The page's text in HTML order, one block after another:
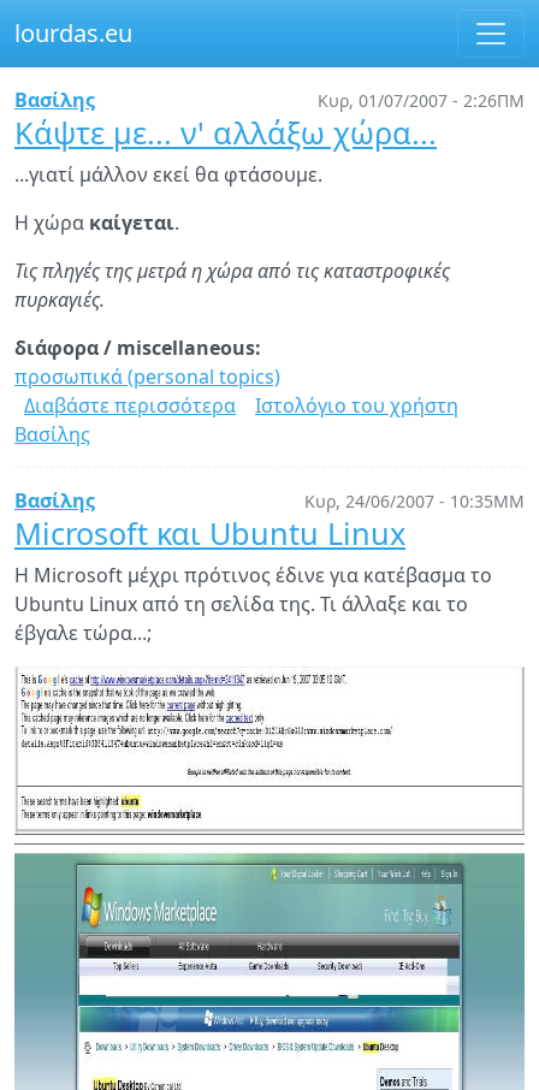
lourdas.eu
προς
το
κυρίως
Κυρ, 01/07/2007 - 2:26ΠΜ
Βασίλης
Κάψτε με... ν' αλλάξω χώρα...
...γιατί μάλλον εκεί θα φτάσουμε.
Η χώρα καίγεται.
Τις πληγές της μετρά η χώρα από τις καταστροφικές
πυρκαγιές.
διάφορα / miscellaneous:
προσωπικά (personal topics)
Διαβάστε περισσότερα για
αλλάξω
χώρα...
Ιστολόγιο του χρήστη
Βασίλης
Κυρ, 24/06/2007 - 10:35ΜΜ
Βασίλης
Microsoft και Ubuntu Linux
Η Microsoft μέχρι πρότινος έδινε για κατέβασμα το
Ubuntu Linux από τη σελίδα της. Τι άλλαξε και το
έβγαλε τώρα...;